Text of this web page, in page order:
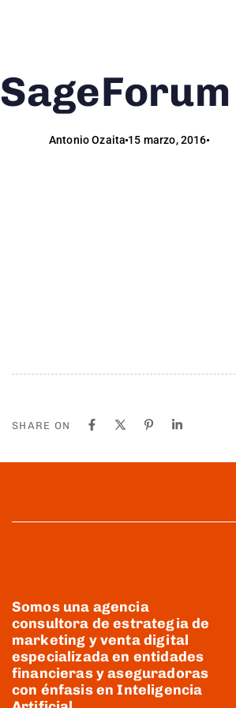
SageForum
Author
Antonio Ozaita
Published
on:
15 marzo, 2016
Published
in:
SHARE ON
Somos una agencia
consultora de estrategia de
marketing y venta digital
especializada en entidades
financieras y aseguradoras
con énfasis en Inteligencia